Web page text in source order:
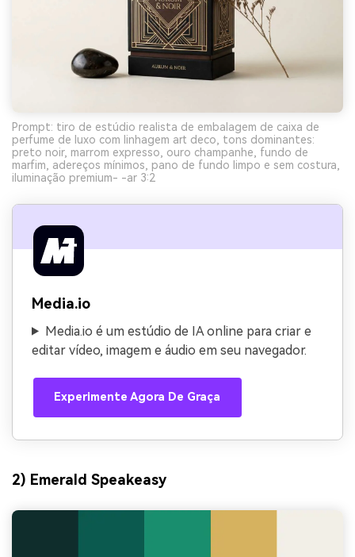
Prompt: tiro de estúdio realista de embalagem de caixa de
perfume de luxo com linhagem art deco, tons dominantes:
preto noir, marrom expresso, ouro champanhe, fundo de
marfim, adereços mínimos, pano de fundo limpo e sem costura,
iluminação premium- -ar 3:2
Media.io
Media.io é um estúdio de IA online para criar e
editar vídeo, imagem e áudio em seu navegador.
Experimente Agora De Graça
2) Emerald Speakeasy